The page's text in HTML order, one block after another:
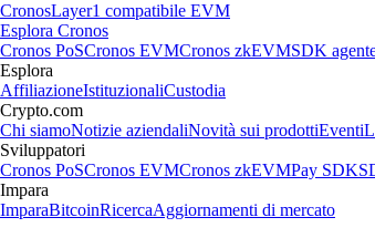
CronosLayer1 compatibile EVM
Esplora Cronos
Cronos PoSCronos EVMCronos zkEVMSDK
Esplora
AffiliazioneIstituzionaliCustodia
Crypto.com
Chi siamoNotizie aziendaliNovità sui prodottiEventi
Sviluppatori
Cronos PoSCronos EVMCronos zkEVMPay SDK
Impara
ImparaBitcoinRicercaAggiornamenti di mercato